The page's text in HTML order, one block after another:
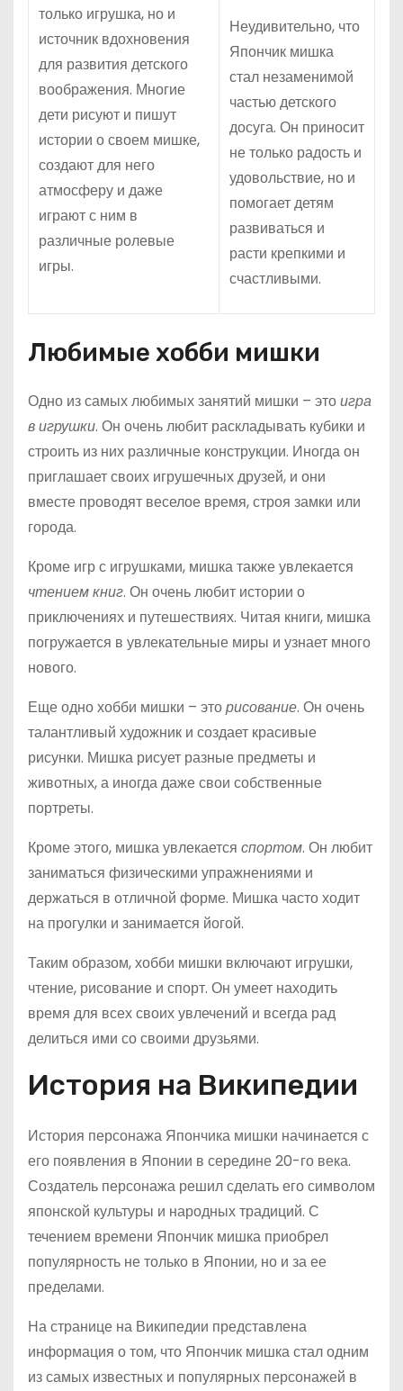
только игрушка, но и
источник вдохновения
для развития детского
воображения. Многие
дети рисуют и пишут
истории о своем мишке,
создают для него
атмосферу и даже
играют с ним в
различные ролевые
игры.
Неудивительно, что
Япончик мишка
стал незаменимой
частью детского
досуга. Он приносит
не только радость и
удовольствие, но и
помогает детям
развиваться и
расти крепкими и
счастливыми.
Любимые хобби мишки
Одно из самых любимых занятий мишки – этоигра
в игрушки. Он очень любит раскладывать кубики и
строить из них различные конструкции. Иногда он
приглашает своих игрушечных друзей, и они
вместе проводят веселое время, строя замки или
города.
Кроме игр с игрушками, мишка также увлекается
чтением книг. Он очень любит истории о
приключениях и путешествиях. Читая книги, мишка
погружается в увлекательные миры и узнает много
нового.
Еще одно хобби мишки – эторисование. Он очень
талантливый художник и создает красивые
рисунки. Мишка рисует разные предметы и
животных, а иногда даже свои собственные
портреты.
Кроме этого, мишка увлекается спортом. Он любит
заниматься физическими упражнениями и
держаться в отличной форме. Мишка часто ходит
на прогулки и занимается йогой.
Таким образом, хобби мишки включают игрушки,
чтение, рисование и спорт. Он умеет находить
время для всех своих увлечений и всегда рад
делиться ими со своими друзьями.
История на Википедии
История персонажа Япончика мишки начинается с
его появления в Японии в середине 20-го века.
Создатель персонажа решил сделать его символом
японской культуры и народных традиций. С
течением времени Япончик мишка приобрел
популярность не только в Японии, но и за ее
пределами.
На странице на Википедии представлена
информация о том, что Япончик мишка стал одним
из самых известных и популярных персонажей в